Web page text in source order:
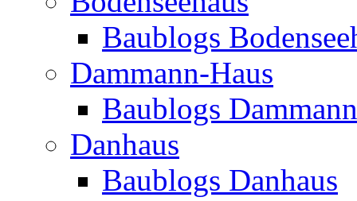
Baublogs
Dammann-Haus
Baublogs
Danhaus
Baublogs Danhaus